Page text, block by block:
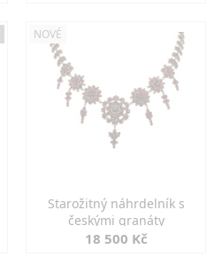
NOVÉ
Starožitný náhrdelník s
českými granáty
18 500 Kč